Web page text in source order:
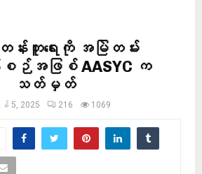
းတန်းတူရေးကို အမြဲတမ်း
ဉ်အဖြစ် AASYC က
သတ်မှတ်
5, 2025 216 1069